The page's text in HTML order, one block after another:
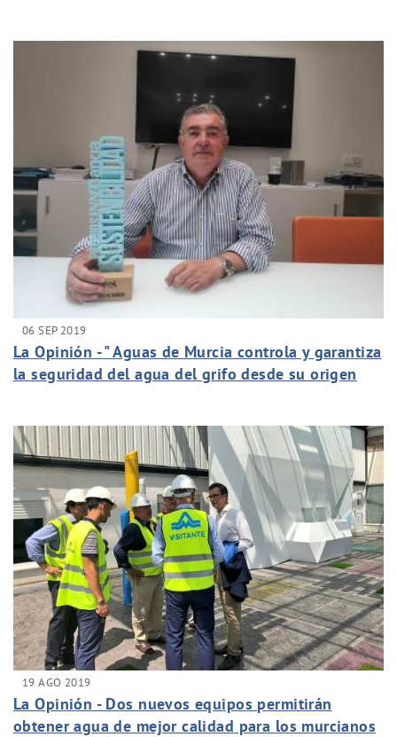
06 SEP 2019
La Opinión - " Aguas de Murcia controla y garantiza
la seguridad del agua del grifo desde su origen
19 AGO 2019
La Opinión - Dos nuevos equipos permitirán
obtener agua de mejor calidad para los murcianos